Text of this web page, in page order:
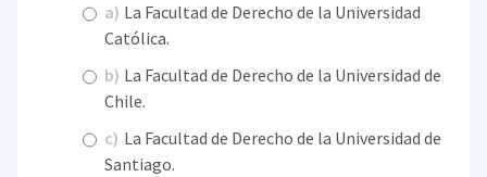
a) La Facultad de Derecho de la Universidad
Católica.
b) La Facultad de Derecho de la Universidad de
Chile.
c) La Facultad de Derecho de la Universidad de
Santiago.